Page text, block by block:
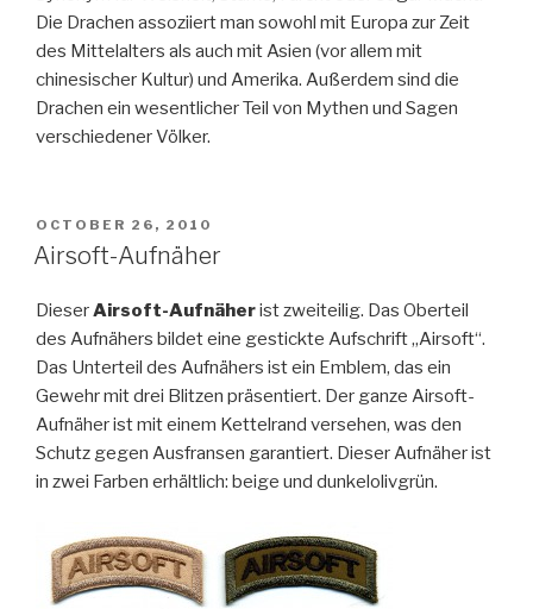
Die Drachen assoziiert man sowohl mit Europa zur Zeit
des Mittelalters als auch mit Asien (vor allem mit
chinesischer Kultur) und Amerika. Außerdem sind die
Drachen ein wesentlicher Teil von Mythen und Sagen
verschiedener Völker.
POSTED
ON
OCTOBER 26, 2010
Airsoft-Aufnäher
DieserAirsoft-Aufnäherist zweiteilig. Das Oberteil
des Aufnähers bildet eine gestickte Aufschrift „Airsoft“.
Das Unterteil des Aufnähers ist ein Emblem, das ein
Gewehr mit drei Blitzen präsentiert. Der ganze Airsoft-
Aufnäher ist mit einem Kettelrand versehen, was den
Schutz gegen Ausfransen garantiert. Dieser Aufnäher ist
in zwei Farben erhältlich: beige und dunkelolivgrün.